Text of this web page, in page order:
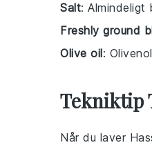
Salt:
Freshly ground
Olive oil:
Tekniktip
Når du laver